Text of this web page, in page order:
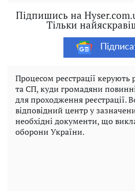
Підпишись на
Тільки
Процесом реєстрації керують
та СП, куди громадяни
для проходження реєстрації.
відповідний центр у
необхідні документи, що
оборони України.